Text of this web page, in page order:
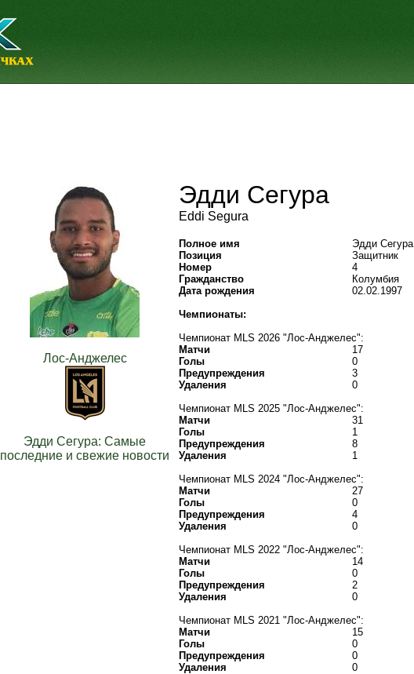
Лос-Анджелес
Эдди Сегура: Самые
последние и свежие новости
Эдди Сегура
Eddi Segura
Полное имя
Эдди Сегура
Позиция
Защитник
Номер
4
Гражданство
Колумбия
Дата рождения
02.02.1997
Чемпионаты:
Чемпионат MLS 2026 "Лос-Анджелес":
Матчи
17
Голы
0
Предупреждения
3
Удаления
0
Чемпионат MLS 2025 "Лос-Анджелес":
Матчи
31
Голы
1
Предупреждения
8
Удаления
1
Чемпионат MLS 2024 "Лос-Анджелес":
Матчи
27
Голы
0
Предупреждения
4
Удаления
0
Чемпионат MLS 2022 "Лос-Анджелес":
Матчи
14
Голы
0
Предупреждения
2
Удаления
0
Чемпионат MLS 2021 "Лос-Анджелес":
Матчи
15
Голы
0
Предупреждения
0
Удаления
0